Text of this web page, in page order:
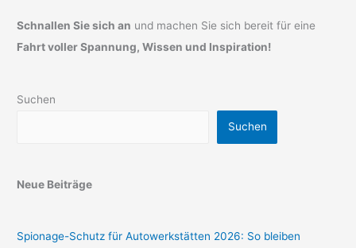
Schnallen Sie sich an und machen Sie sich bereit für eine
Fahrt voller Spannung, Wissen und Inspiration!
Suchen
Suchen
Neue Beiträge
Spionage-Schutz für Autowerkstätten 2026: So bleiben